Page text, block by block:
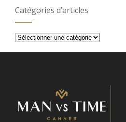
Catégories d’articles
Catégories